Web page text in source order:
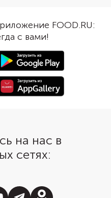
FOOD.RU:
с вами!
на нас в
сетях: